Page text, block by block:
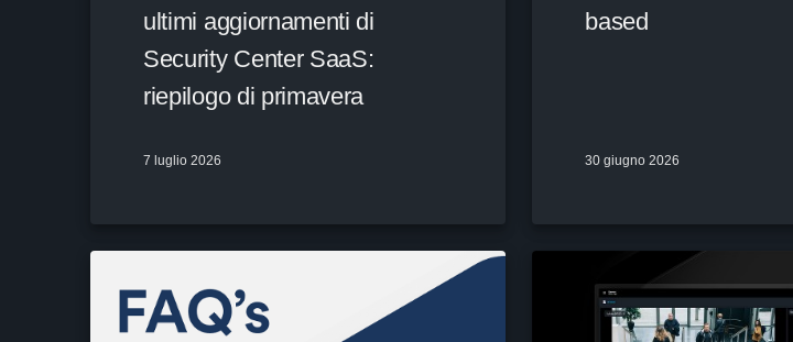
ultimi aggiornamenti di
Security Center SaaS:
riepilogo di primavera
7 luglio 2026
based
30 giugno 2026